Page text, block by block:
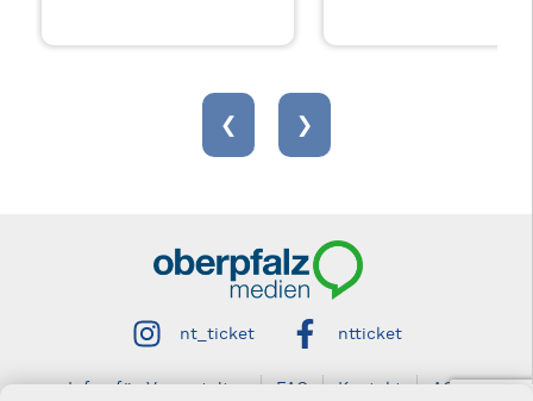
‹ ›
nt_ticket ntticket
Infos für Veranstalter FAQ Kontakt AGB